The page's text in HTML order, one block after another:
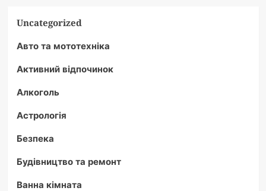
Uncategorized
Авто та мототехніка
Активний відпочинок
Алкоголь
Астрологія
Безпека
Будівництво та ремонт
Ванна кімната